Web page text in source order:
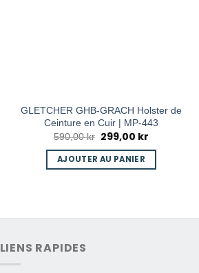
GLETCHER GHB-GRACH Holster de
Ceinture en Cuir | MP-443
590,00kr Le
initial
était :
299,00 kr
AJOUTER AU PANIER
LIENS RAPIDES